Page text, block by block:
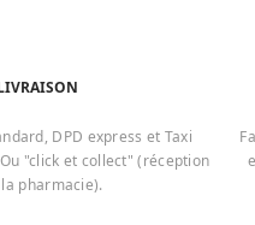
DPD express et Taxi
"click et collect" (réception
pharmacie).